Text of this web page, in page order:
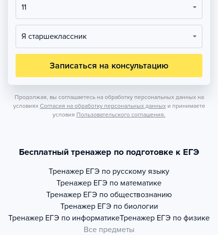
11
Я старшеклассник
Записаться на консультацию
Продолжая, вы соглашаетесь на обработку персональных данных на
условиях Согласия на обработку персональных данных и принимаете
условия Пользовательского соглашения.
Бесплатный тренажер по подготовке к ЕГЭ
Тренажер ЕГЭ по русскому языку
Тренажер ЕГЭ по математике
Тренажер ЕГЭ по обществознанию
Тренажер ЕГЭ по биологии
Тренажер ЕГЭ по информатикеТренажер ЕГЭ по физике
Все предметы